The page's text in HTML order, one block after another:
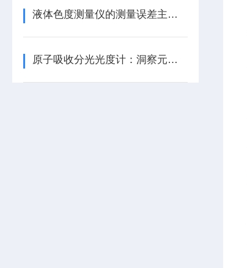
液体色度测量仪的测量误差主要来自哪些方面？
原子吸收分光光度计：洞察元素世界，驱动多领域创新发展